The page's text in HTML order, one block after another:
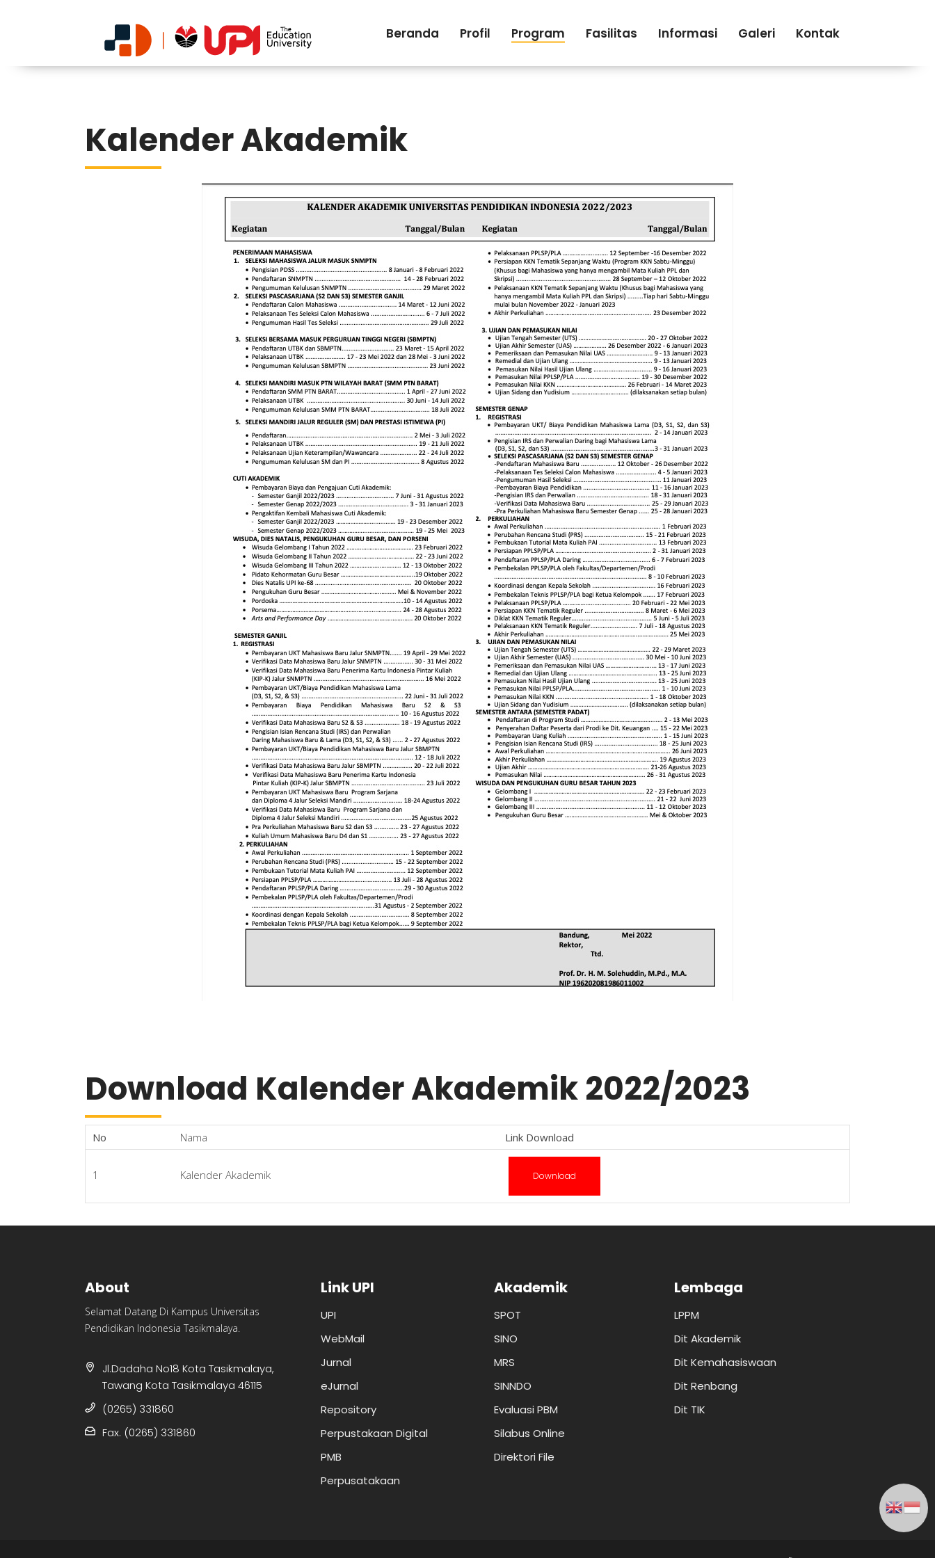
Beranda Profil Program Fasilitas Informasi Galeri Kontak
Kalender Akademik
Download Kalender Akademik 2022/2023
No Nama Link Download
1 Kalender Akademik Download
About
Selamat Datang Di Kampus Universitas
Pendidikan Indonesia Tasikmalaya.
Jl.Dadaha No18 Kota Tasikmalaya,
Tawang Kota Tasikmalaya 46115
(0265) 331860
Fax. (0265) 331860
Link UPI
UPI
WebMail
Jurnal
eJurnal
Repository
Perpustakaan Digital
PMB
Perpusatakaan
Akademik
SPOT
SINO
MRS
SINNDO
Evaluasi PBM
Silabus Online
Direktori File
Lembaga
LPPM
Dit Akademik
Dit Kemahasiswaan
Dit Renbang
Dit TIK